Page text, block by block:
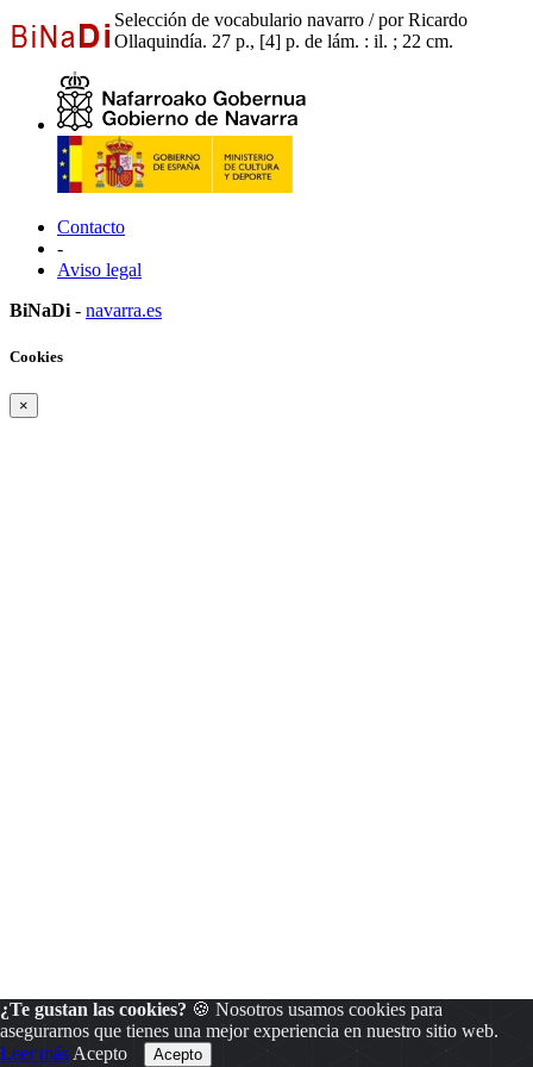
Selección de vocabulario navarro / por Ricardo
Ollaquindía. 27 p., [4] p. de lám. : il. ; 22 cm.
Contacto
-
Aviso legal
BiNaDi - navarra.es
¿Te gustan las cookies? 🍪 Nosotros usamos cookies para
asegurarnos que tienes una mejor experiencia en nuestro sitio web.
Leer más Acepto
Cookies
×